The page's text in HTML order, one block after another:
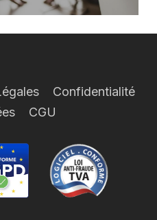
Confidentialité
CGU